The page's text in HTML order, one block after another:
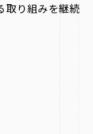
取り組みを継続